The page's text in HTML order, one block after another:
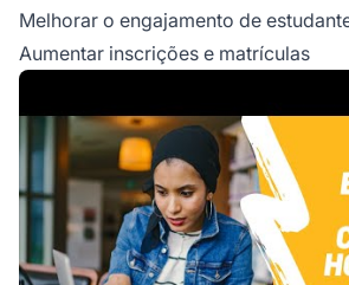
Melhorar o engajamento de
Aumentar inscrições e matrículas